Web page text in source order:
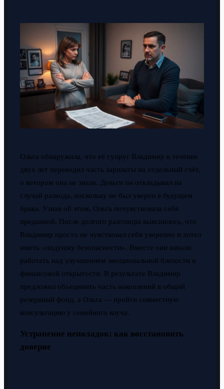
Ольга обнаружила, что её супруг Владимир в течение
двух лет переводил часть зарплаты на отдельный счёт,
о котором она не знала. Деньги он откладывал на
случай развода, поскольку не был уверен в будущем
брака. Узнав об этом, Ольга почувствовала себя
преданной. После долгого разговора выяснилось, что
Владимир просто не чувствовал себя уверенно и хотел
иметь «подушку безопасности». Вместе они начали
работать над улучшением эмоциональной близости и
финансовой открытости. В результате Владимир
предложил объединить часть накоплений в общий
резервный фонд, а Ольга — пройти совместную
консультацию у семейного коуча.
Устранение неполадок: как восстановить
доверие